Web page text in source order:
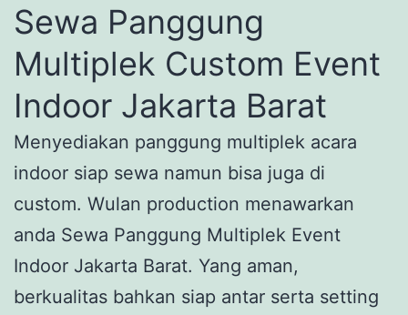
Sewa Panggung
Multiplek Custom Event
Indoor Jakarta Barat
Menyediakan panggung multiplek acara
indoor siap sewa namun bisa juga di
custom. Wulan production menawarkan
anda Sewa Panggung Multiplek Event
Indoor Jakarta Barat. Yang aman,
berkualitas bahkan siap antar serta setting